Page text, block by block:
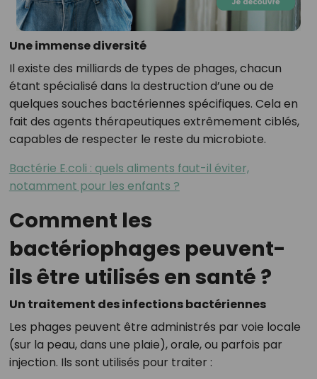
Une immense diversité
Il existe des milliards de types de phages, chacun
étant spécialisé dans la destruction d’une ou de
quelques souches bactériennes spécifiques. Cela en
fait des agents thérapeutiques extrêmement ciblés,
capables de respecter le reste du microbiote.
Bactérie E.coli : quels aliments faut-il éviter,
notamment pour les enfants ?
Comment les
bactériophages peuvent-
ils être utilisés en santé ?
Un traitement des infections bactériennes
Les phages peuvent être administrés par voie locale
(sur la peau, dans une plaie), orale, ou parfois par
injection. Ils sont utilisés pour traiter :